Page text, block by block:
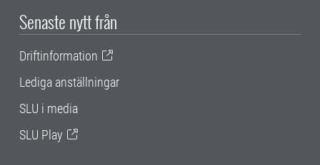
Senaste nytt från
Driftinformation
Lediga anställningar
SLU i media
SLU Play